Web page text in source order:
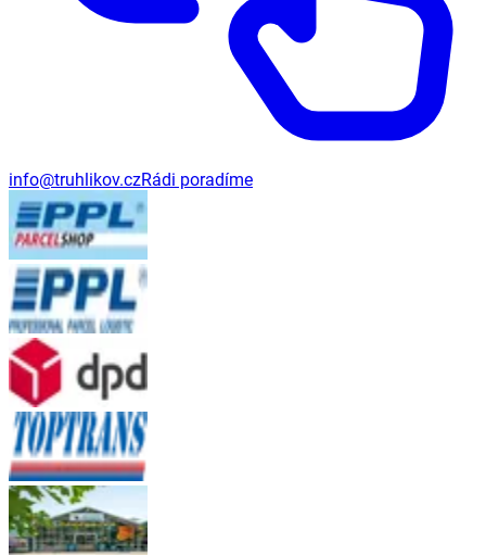
info@truhlikov.czRádi poradíme